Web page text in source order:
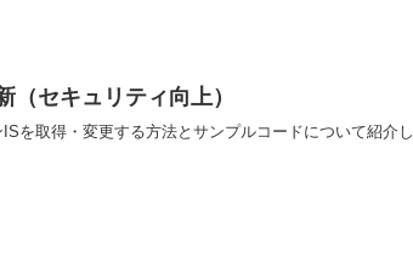
（セキュリティ向上）
を取得・変更する方法とサンプルコードについて紹介し